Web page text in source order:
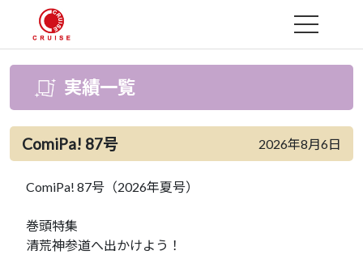
MENU
実績一覧
ComiPa! 87号 2026年8月6日
ComiPa! 87号（2026年夏号）
巻頭特集
清荒神参道へ出かけよう！